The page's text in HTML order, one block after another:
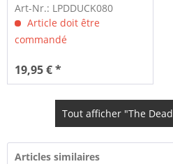
Art-Nr.: LPDDUCK080
Article doit être
commandé
19,95 € *
Tout afficher "The
Articles similaires